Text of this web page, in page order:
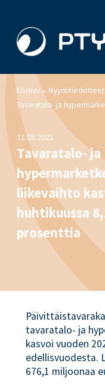
Etusivu > Myyntitiedotteet
31.05.2021
Tavaratalo- ja
liikevaihto
huhtikuussa
prosenttia
tavaratalo- ja
kasvoi vuoden
edellisvuodesta.
676,1 miljoonaa